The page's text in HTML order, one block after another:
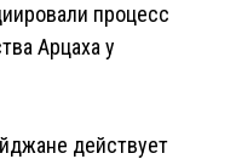
процесс
Арцаха у
действует